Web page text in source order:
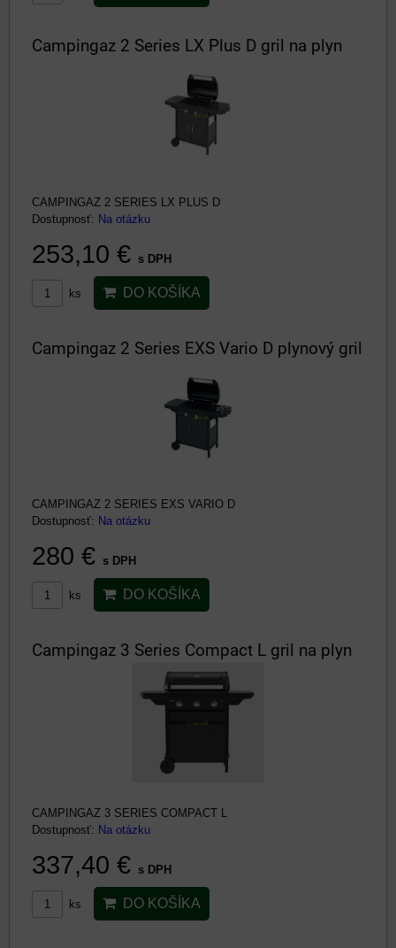
Campingaz 2 Series LX Plus D gril na plyn
CAMPINGAZ 2 SERIES LX PLUS D
Dostupnosť: Na otázku
253,10 € s DPH
ks DO KOŠÍKA
Campingaz 2 Series EXS Vario D plynový gril
CAMPINGAZ 2 SERIES EXS VARIO D
Dostupnosť: Na otázku
280 € s DPH
ks DO KOŠÍKA
Campingaz 3 Series Compact L gril na plyn
CAMPINGAZ 3 SERIES COMPACT L
Dostupnosť: Na otázku
337,40 € s DPH
ks DO KOŠÍKA